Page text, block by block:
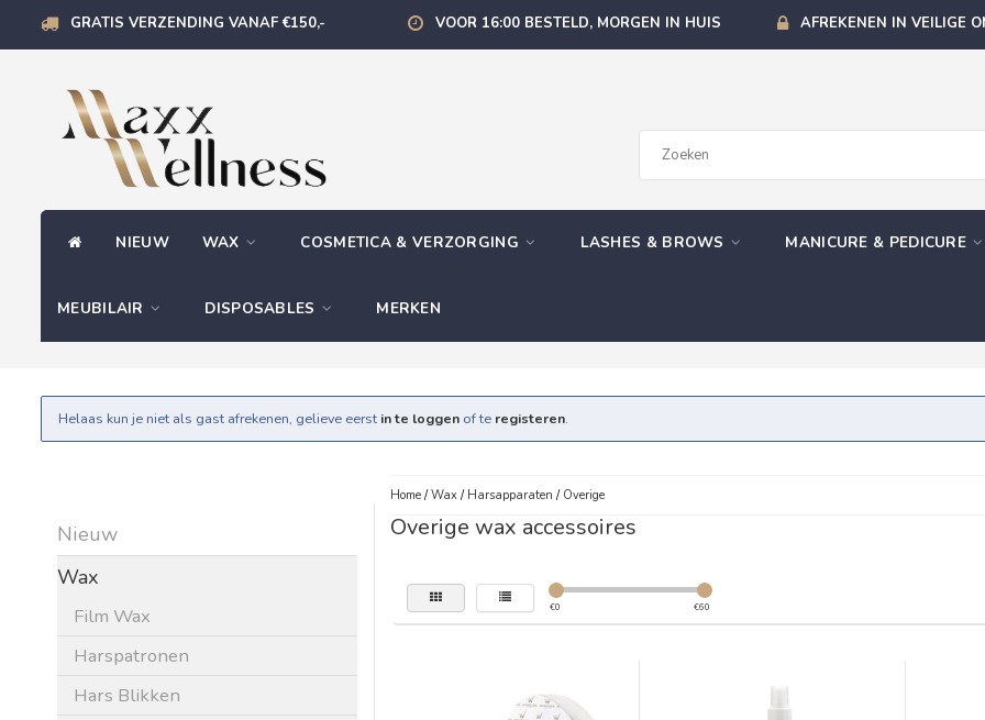
GRATIS VERZENDING VANAF €150,- VOOR 16:00 BESTELD, MORGEN IN HUIS AFREKENEN IN VEILIGE
NIEUW WAX COSMETICA & VERZORGING LASHES & BROWS MANICURE & PEDICURE
MEUBILAIR DISPOSABLES MERKEN
Helaas kun je niet als gast afrekenen, gelieve eerst in te loggen of te registeren.
Nieuw
Wax
Film Wax
Harspatronen
Hars Blikken
Home/Wax/ Harsapparaten / Overige
Overige wax accessoires
€0 €60